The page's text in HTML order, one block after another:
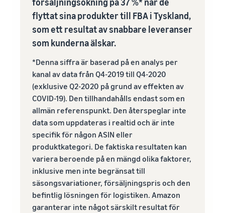
flyttat sina produkter till FBA i Tyskland,
som ett resultat av snabbare leveranser
som kunderna älskar.
*Denna siffra är baserad på en analys per
kanal av data från Q4-2019 till Q4-2020
(exklusive Q2-2020 på grund av effekten av
COVID-19). Den tillhandahålls endast som en
allmän referenspunkt. Den återspeglar inte
data som uppdateras i realtid och är inte
specifik för någon ASIN eller
produktkategori. De faktiska resultaten kan
variera beroende på en mängd olika faktorer,
inklusive men inte begränsat till
säsongsvariationer, försäljningspris och den
befintlig lösningen för logistiken. Amazon
garanterar inte något särskilt resultat för